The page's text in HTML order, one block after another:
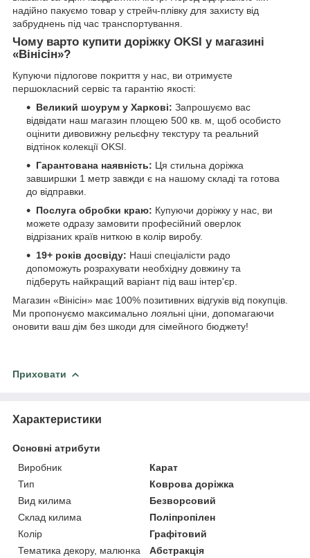
надійно пакуємо товар у стрейч-плівку для захисту від
забруднень під час транспортування.
Чому варто купити доріжку OKSI у магазині
«Вінісін»?
Купуючи підлогове покриття у нас, ви отримуєте
першокласний сервіс та гарантію якості:
Великий шоурум у Харкові: Запрошуємо вас
відвідати наш магазин площею 500 кв. м, щоб особисто
оцінити дивовижну рельєфну текстуру та реальний
відтінок колекції OKSI.
Гарантована наявність: Ця стильна доріжка
завширшки 1 метр завжди є на нашому складі та готова
до відправки.
Послуга обробки краю: Купуючи доріжку у нас, ви
можете одразу замовити професійний оверлок
відрізаних країв ниткою в колір виробу.
19+ років досвіду: Наші спеціалісти радо
допоможуть розрахувати необхідну довжину та
підберуть найкращий варіант під ваш інтер'єр.
Магазин «Вінісін» має 100% позитивних відгуків від покупців.
Ми пропонуємо максимально лояльні ціни, допомагаючи
оновити ваш дім без шкоди для сімейного бюджету!
Приховати
Характеристики
Основні атрибути
Виробник
Карат
Тип
Коврова доріжка
Вид килима
Безворсовий
Склад килима
Поліпропілен
Колір
Графітовий
Тематика декору, малюнка
Абстракція